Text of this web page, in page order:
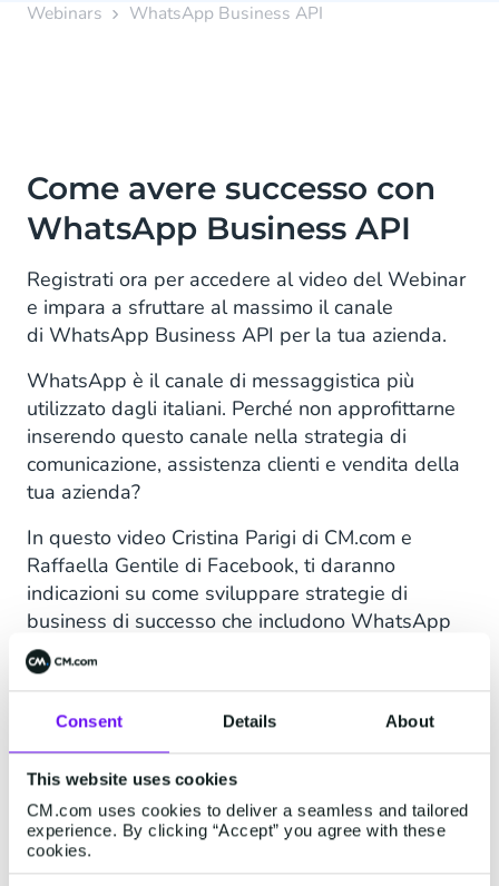
Consent Details About
This website uses cookies
CM.com uses cookies to deliver a seamless and tailored
experience. By clicking “Accept” you agree with these
cookies.
Webinars WhatsApp Business API
Come avere successo con
WhatsApp Business API
Registrati ora per accedere al video del Webinar
e impara a sfruttare al massimo il canale
di WhatsApp Business API per la tua azienda.
WhatsApp è il canale di messaggistica più
utilizzato dagli italiani. Perché non approfittarne
inserendo questo canale nella strategia di
comunicazione, assistenza clienti e vendita della
tua azienda?
In questo video Cristina Parigi di CM.com e
Raffaella Gentile di Facebook, ti daranno
indicazioni su come sviluppare strategie di
business di successo che includono WhatsApp
Business API, al fine di aumentare la
soddisfazione cliente e quindi il fatturato della
Nome*
Cognome*